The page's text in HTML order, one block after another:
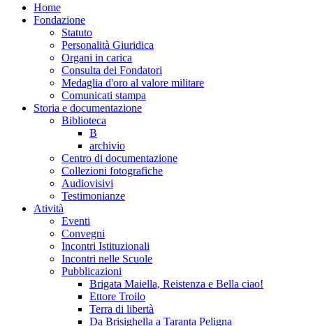
Home
Fondazione
Statuto
Personalità Giuridica
Organi in carica
Consulta dei Fondatori
Medaglia d'oro al valore militare
Comunicati stampa
Storia e documentazione
Biblioteca
B
archivio
Centro di documentazione
Collezioni fotografiche
Audiovisivi
Testimonianze
Atività
Eventi
Convegni
Incontri Istituzionali
Incontri nelle Scuole
Pubblicazioni
Brigata Maiella, Reistenza e Bella ciao!
Ettore Troilo
Terra di libertà
Da Brisighella a Taranta Peligna